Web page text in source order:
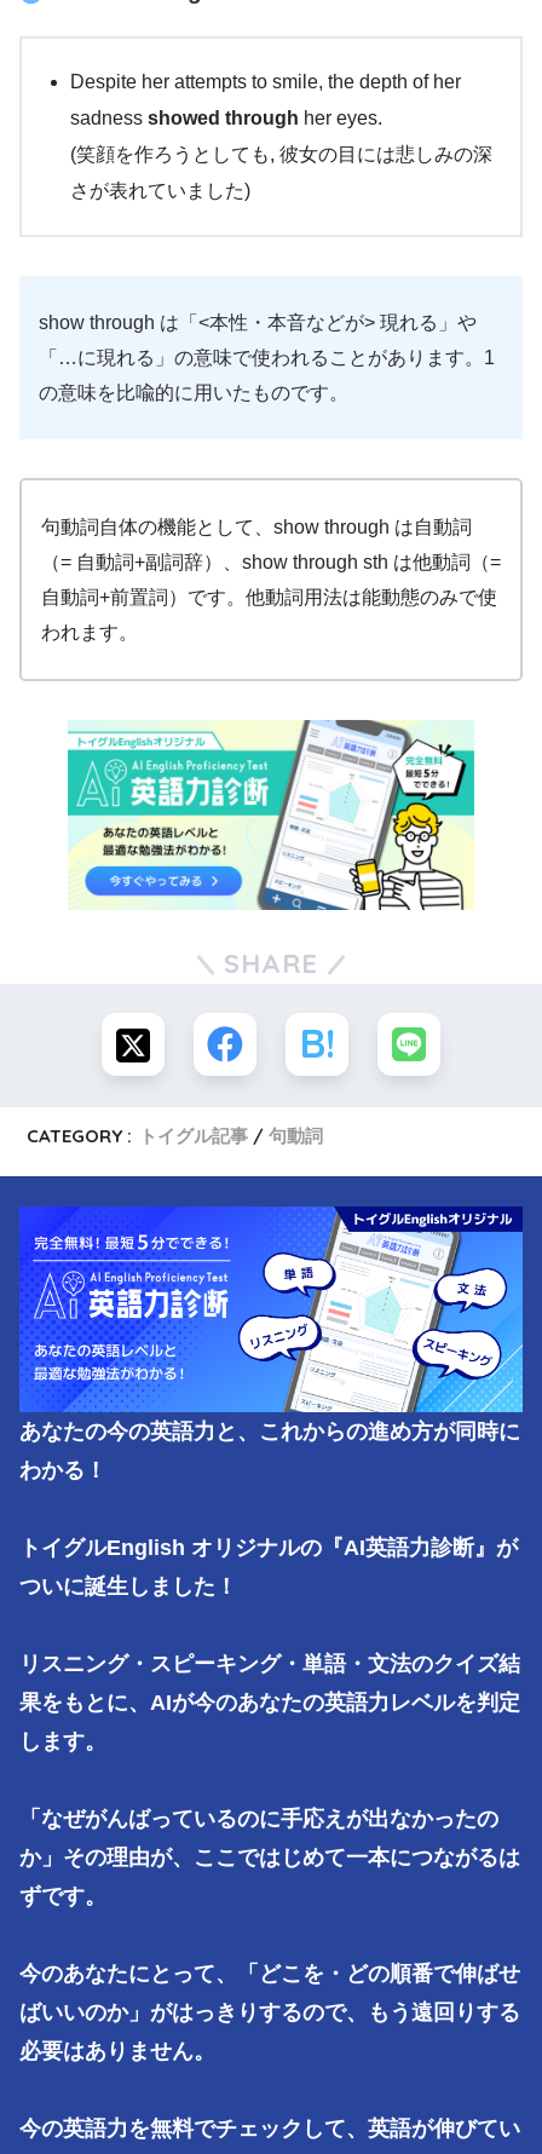
Despite her attempts to smile, the depth of her
sadness showed through her eyes.
(笑顔を作ろうとしても, 彼女の目には悲しみの深
さが表れていました)
show through は「<本性・本音などが> 現れる」や
「…に現れる」の意味で使われることがあります。1
の意味を比喩的に用いたものです。
句動詞自体の機能として、show through は自動詞
（= 自動詞+副詞辞）、show through sth は他動詞（=
自動詞+前置詞）です。他動詞用法は能動態のみで使
われます。
SHARE
CATEGORY : トイグル記事 句動詞
あなたの今の英語力と、これからの進め方が同時に
わかる！
トイグルEnglish オリジナルの『AI英語力診断』が
ついに誕生しました！
リスニング・スピーキング・単語・文法のクイズ結
果をもとに、AIが今のあなたの英語力レベルを判定
します。
「なぜがんばっているのに手応えが出なかったの
か」その理由が、ここではじめて一本につながるは
ずです。
今のあなたにとって、「どこを・どの順番で伸ばせ
ばいいのか」がはっきりするので、もう遠回りする
必要はありません。
今の英語力を無料でチェックして、英語が伸びてい